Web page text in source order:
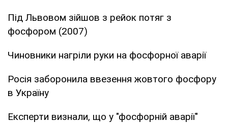
Під Львовом зійшов з рейок потяг з
фосфором (2007)
Чиновники нагріли руки на фосфорної аварії
Росія заборонила ввезення жовтого фосфору
в Україну
Експерти визнали, що у "фосфорній аварії"